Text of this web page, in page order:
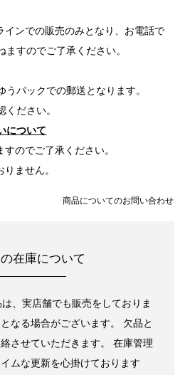
ンでの販売のみとなり、お電話で
すのでご了承ください。
パックでの郵送となります。
ださい。
について
のでご了承ください。
ません。
商品についてのお問い合わせ
在庫について
、実店舗でも販売をしておりま
なる場合がございます。 欠品と
させていただきます。 在庫管理
ムな更新を心掛けております